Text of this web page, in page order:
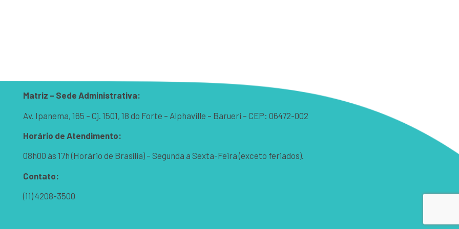
Matriz – Sede Administrativa:
Av. Ipanema, 165 – Cj. 1501, 18 do Forte – Alphaville – Barueri – CEP: 06472-002
Horário de Atendimento:
08h00 às 17h (Horário de Brasília) – Segunda a Sexta-Feira (exceto feriados).
Contato:
(11) 4208-3500